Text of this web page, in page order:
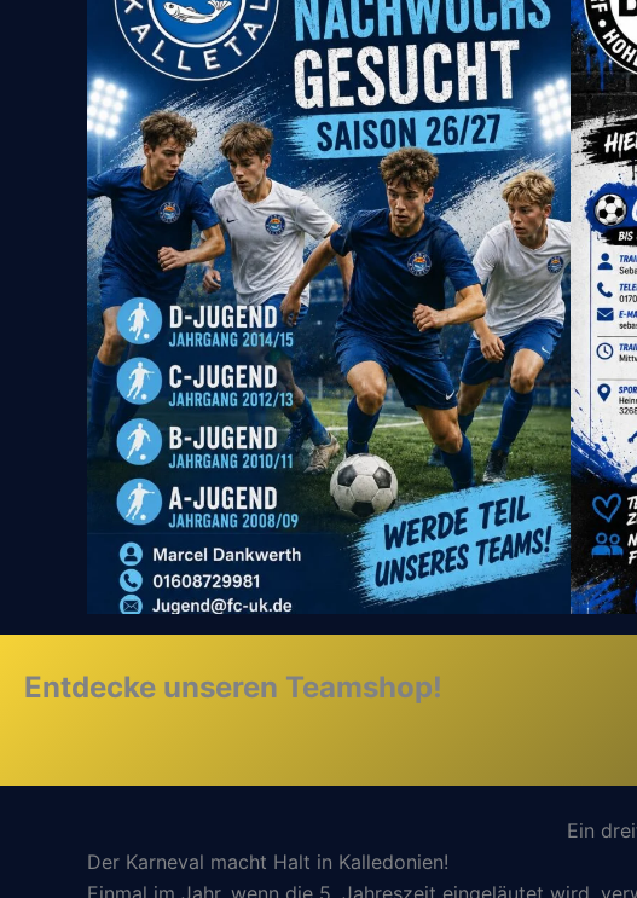
Entdecke unseren Teamshop!
Ein
Der Karneval macht Halt in Kalledonien!